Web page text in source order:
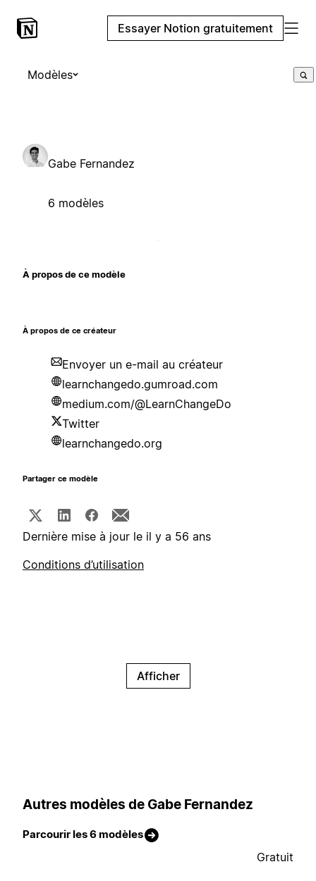
Essayer Notion gratuitement
Modèles
Gabe Fernandez
6 modèles
À propos de ce modèle
À propos de ce créateur
Envoyer un e-mail au créateur
learnchangedo.gumroad.com
medium.com/@LearnChangeDo
Twitter
learnchangedo.org
Partager ce modèle
Dernière mise à jour le il y a 56 ans
Conditions d’utilisation
Afficher
Autres modèles de Gabe Fernandez
Parcourir les 6 modèles
Gratuit